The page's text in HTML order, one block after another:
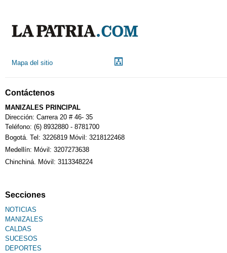
Mapa del sitio
Contáctenos
MANIZALES PRINCIPAL
Dirección: Carrera 20 # 46- 35
Teléfono: (6) 8932880 - 8781700
Bogotá. Tel: 3226819 Móvil: 3218122468
Medellín: Móvil: 3207273638
Chinchiná. Móvil: 3113348224
Secciones
NOTICIAS
MANIZALES
CALDAS
SUCESOS
DEPORTES